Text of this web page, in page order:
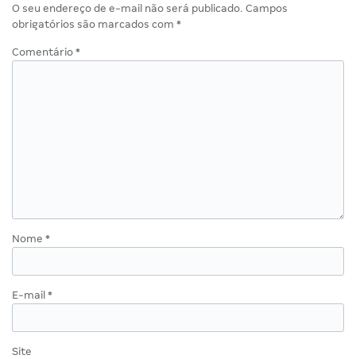
O seu endereço de e-mail não será publicado. Campos
obrigatórios são marcados com *
Comentário *
Nome *
E-mail *
Site